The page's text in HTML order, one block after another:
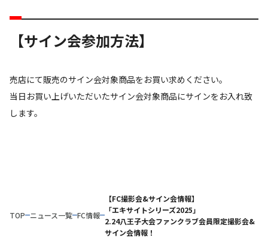
【サイン会参加方法】
売店にて販売のサイン会対象商品をお買い求めください。
当日お買い上げいただいたサイン会対象商品にサインをお入れ致
します。
TOP ニュース一覧 FC情報
【FC撮影会&サイン会情報】
「エキサイトシリーズ2025」
2.24八王子大会ファンクラブ会員限定撮影会&
サイン会情報！